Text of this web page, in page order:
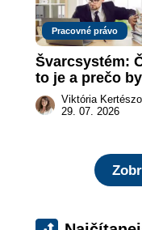
Pracovné právo
Švarcsystém:
to je a prečo by
vás to malo
zaujímať
Viktória
29. 07. 2026